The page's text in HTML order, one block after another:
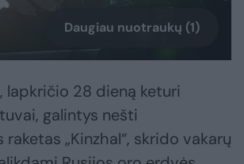
Daugiau nuotraukų (1)
lapkričio 28 dieną keturi
galintys nešti
„Kinzhal“, skrido vakarų